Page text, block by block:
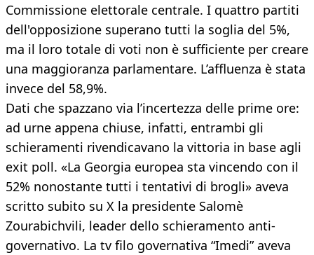
Commissione elettorale centrale. I quattro partiti
dell'opposizione superano tutti la soglia del 5%,
ma il loro totale di voti non è sufficiente per creare
una maggioranza parlamentare. L’affluenza è stata
invece del 58,9%.
Dati che spazzano via l’incertezza delle prime ore:
ad urne appena chiuse, infatti, entrambi gli
schieramenti rivendicavano la vittoria in base agli
exit poll. «La Georgia europea sta vincendo con il
52% nonostante tutti i tentativi di brogli» aveva
scritto subito su X la presidente Salomè
Zourabichvili, leader dello schieramento anti-
governativo. La tv filo governativa “Imedi” aveva